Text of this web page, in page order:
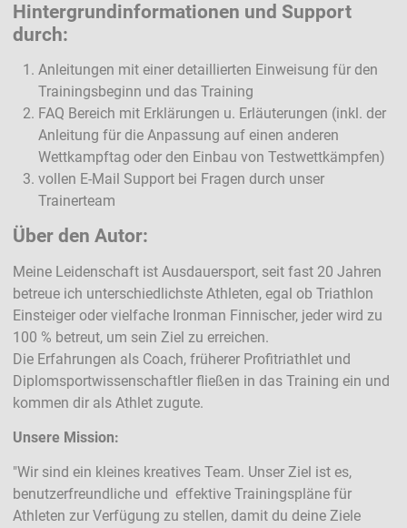
Hintergrundinformationen und Support
durch:
Anleitungen mit einer detaillierten Einweisung für den
Trainingsbeginn und das Training
FAQ Bereich mit Erklärungen u. Erläuterungen (inkl. der
Anleitung für die Anpassung auf einen anderen
Wettkampftag oder den Einbau von Testwettkämpfen)
vollen E-Mail Support bei Fragen durch unser
Trainerteam
Über den Autor:
Meine Leidenschaft ist Ausdauersport, seit fast 20 Jahren
betreue ich unterschiedlichste Athleten, egal ob Triathlon
Einsteiger oder vielfache Ironman Finnischer, jeder wird zu
100 % betreut, um sein Ziel zu erreichen.
Die Erfahrungen als Coach, früherer Profitriathlet und
Diplomsportwissenschaftler fließen in das Training ein und
kommen dir als Athlet zugute.
Unsere Mission:
"Wir sind ein kleines kreatives Team. Unser Ziel ist es,
benutzerfreundliche und effektive Trainingspläne für
Athleten zur Verfügung zu stellen, damit du deine Ziele